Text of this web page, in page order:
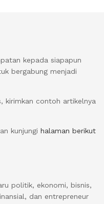
kepada siapapun
bergabung menjadi
kirimkan contoh artikelnya
kunjungi halaman berikut
politik, ekonomi, bisnis,
dan entrepreneur